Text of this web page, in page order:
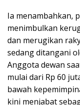
​Ia menambahkan,
menimbulkan
dan merugikan
sedang ditangani
Anggota dewan
mulai dari Rp 60
bawah
kini menjabat